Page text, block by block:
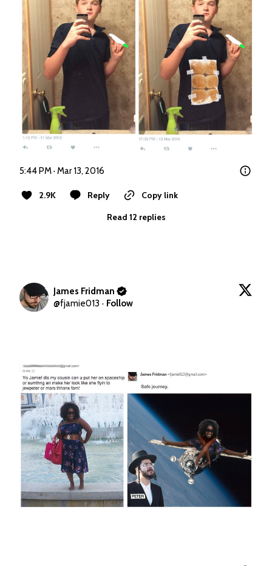
5:44 PM · Mar 13, 2016
2.9K Reply
Copy link
Read 12 replies
James Fridman
@fjamie013 · Follow